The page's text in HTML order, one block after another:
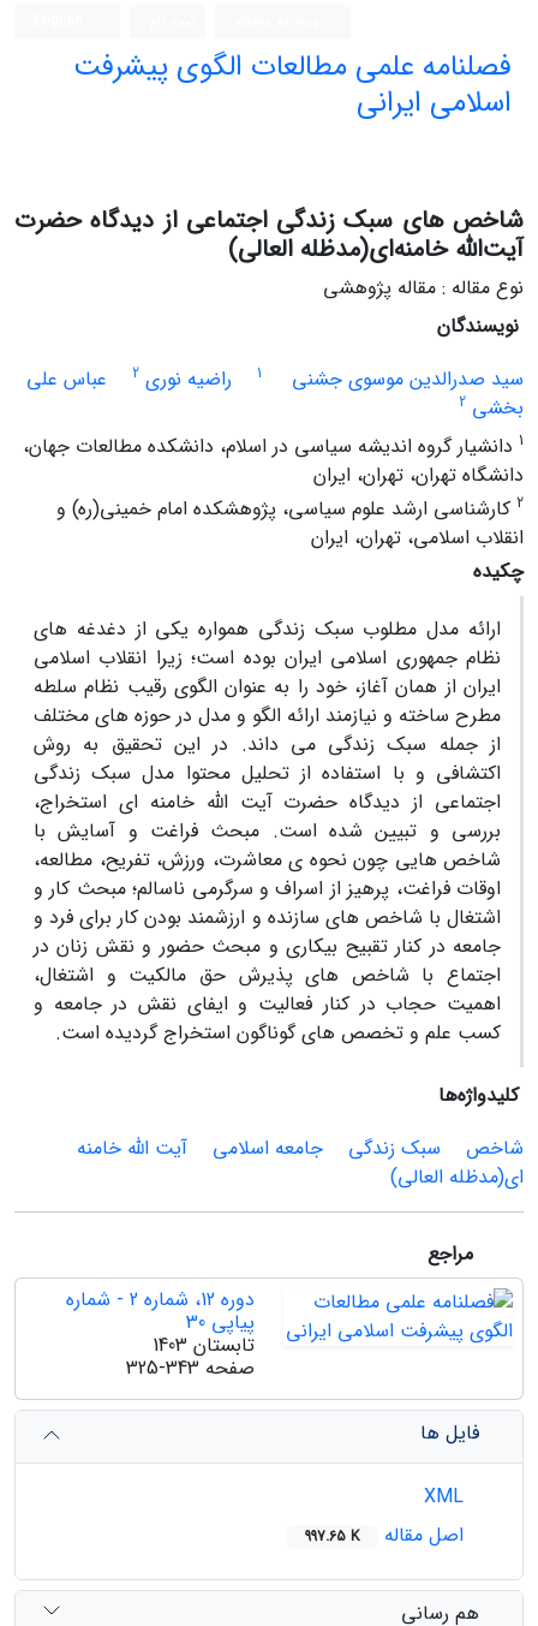
فصلنامه علمی مطالعات الگوی پیشرفت
اسلامی ایرانی
شاخص های سبک زندگی اجتماعی از دیدگاه حضرت
آیت‌الله خامنه‌ای(مدظله العالی)
نوع مقاله : مقاله پژوهشی
نویسندگان
سید صدرالدین موسوی جشنی
1 راضیه نوری 2
عباس علی
بخشی 2
1 دانشیار گروه اندیشه سیاسی در اسلام، دانشکده مطالعات جهان،
دانشگاه تهران، تهران، ایران
2 کارشناسی ارشد علوم سیاسی، پژوهشکده امام خمینی(ره) و
انقلاب اسلامی، تهران، ایران
چکیده
ارائه مدل مطلوب سبک زندگی همواره یکی از دغدغه های
نظام جمهوری اسلامی ایران بوده است؛ زیرا انقلاب اسلامی
ایران از همان آغاز، خود را به عنوان الگوی رقیب نظام سلطه
مطرح ساخته و نیازمند ارائه الگو و مدل در حوزه های مختلف
از جمله سبک زندگی می داند. در این تحقیق به روش
اکتشافی و با استفاده از تحلیل محتوا مدل سبک زندگی
اجتماعی از دیدگاه حضرت آیت الله خامنه ای استخراج،
بررسی و تبیین شده است. مبحث فراغت و آسایش با
شاخص هایی چون نحوه ی معاشرت، ورزش، تفریح، مطالعه،
اوقات فراغت، پرهیز از اسراف و سرگرمی ناسالم؛ مبحث کار و
اشتغال با شاخص های سازنده و ارزشمند بودن کار برای فرد و
جامعه در کنار تقبیح بیکاری و مبحث حضور و نقش زنان در
اجتماع با شاخص های پذیرش حق مالکیت و اشتغال،
اهمیت حجاب در کنار فعالیت و ایفای نقش در جامعه و
کسب علم و تخصص های گوناگون استخراج گردیده است.
کلیدواژه‌ها
شاخص
سبک زندگی جامعه اسلامی
آیت الله خامنه
ای(مدظله العالی)
مراجع
دوره 12، شماره 2 - شماره
پیاپی 30
تابستان 1403
صفحه 325-343
فایل ها
اصل مقاله
997.65 K
هم رسانی